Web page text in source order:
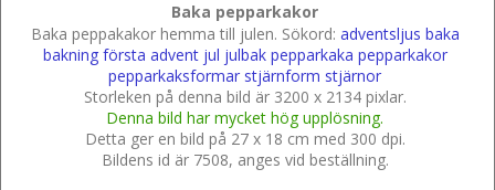
Baka pepparkakor
Baka peppakakor hemma till julen. Sökord: adventsljus baka
bakning första advent jul julbak pepparkaka pepparkakor
pepparkaksformar stjärnform stjärnor
Storleken på denna bild är 3200 x 2134 pixlar.
Denna bild har mycket hög upplösning.
Detta ger en bild på 27 x 18 cm med 300 dpi.
Bildens id är 7508, anges vid beställning.